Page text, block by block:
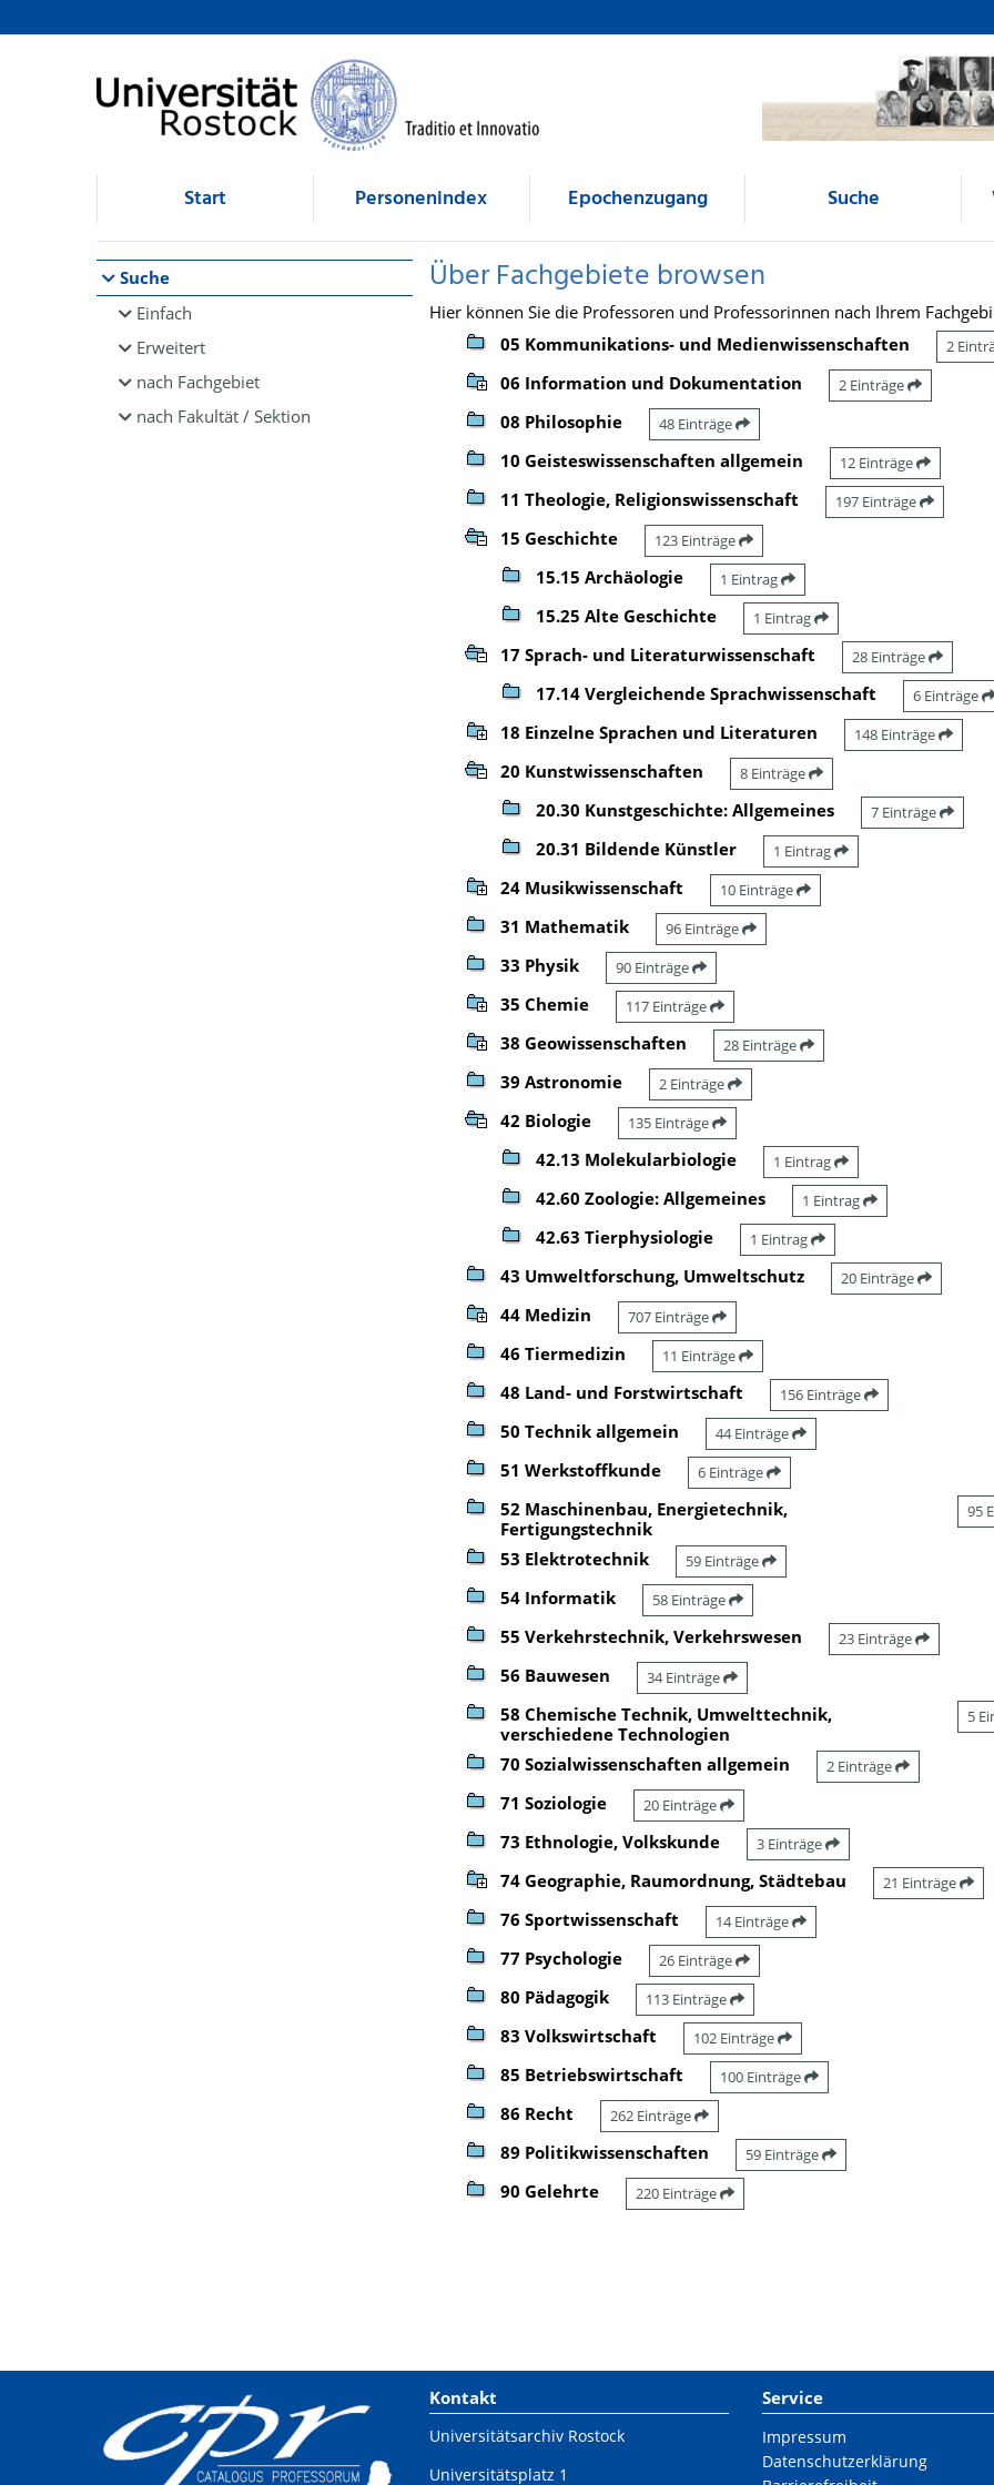
Browsen
direkt zum Inhalt
Start Personenindex Epochenzugang Suche
Suche
Einfach
Erweitert
nach Fachgebiet
nach Fakultät / Sektion
Über Fachgebiete browsen
Hier können Sie die Professoren und Professorinnen nach Ihrem
05 Kommunikations- und Medienwissenschaften
2
06 Information und Dokumentation 2 Einträge
08 Philosophie 48 Einträge
10 Geisteswissenschaften allgemein 12 Einträge
11 Theologie, Religionswissenschaft 197 Einträge
15 Geschichte 123 Einträge
15.15 Archäologie 1 Eintrag
15.25 Alte Geschichte 1 Eintrag
17 Sprach- und Literaturwissenschaft 28 Einträge
17.14 Vergleichende Sprachwissenschaft 6 Einträge
18 Einzelne Sprachen und Literaturen 148 Einträge
20 Kunstwissenschaften 8 Einträge
20.30 Kunstgeschichte: Allgemeines 7 Einträge
20.31 Bildende Künstler 1 Eintrag
24 Musikwissenschaft 10 Einträge
31 Mathematik 96 Einträge
33 Physik 90 Einträge
35 Chemie 117 Einträge
38 Geowissenschaften 28 Einträge
39 Astronomie 2 Einträge
42 Biologie 135 Einträge
42.13 Molekularbiologie 1 Eintrag
42.60 Zoologie: Allgemeines 1 Eintrag
42.63 Tierphysiologie 1 Eintrag
43 Umweltforschung, Umweltschutz 20 Einträge
44 Medizin 707 Einträge
46 Tiermedizin 11 Einträge
48 Land- und Forstwirtschaft 156 Einträge
50 Technik allgemein 44 Einträge
51 Werkstoffkunde 6 Einträge
52 Maschinenbau, Energietechnik,
Fertigungstechnik
95
53 Elektrotechnik 59 Einträge
54 Informatik 58 Einträge
55 Verkehrstechnik, Verkehrswesen 23 Einträge
56 Bauwesen 34 Einträge
58 Chemische Technik, Umwelttechnik,
verschiedene Technologien
5
70 Sozialwissenschaften allgemein 2 Einträge
71 Soziologie 20 Einträge
73 Ethnologie, Volkskunde 3 Einträge
74 Geographie, Raumordnung, Städtebau 21 Einträge
76 Sportwissenschaft 14 Einträge
77 Psychologie 26 Einträge
80 Pädagogik 113 Einträge
83 Volkswirtschaft 102 Einträge
85 Betriebswirtschaft 100 Einträge
86 Recht 262 Einträge
89 Politikwissenschaften 59 Einträge
90 Gelehrte 220 Einträge
Kontakt
Universitätsarchiv Rostock
Universitätsplatz 1
Service
Impressum
Datenschutzerklärung